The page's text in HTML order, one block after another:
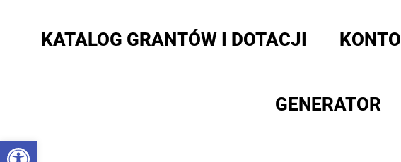
Otwórz pasek narzędzi
KATALOG GRANTÓW I DOTACJI KONTO
GENERATOR